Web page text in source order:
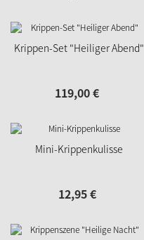
Krippen-Set "Heiliger Abend"
119,00€
Mini-Krippenkulisse
12,95€